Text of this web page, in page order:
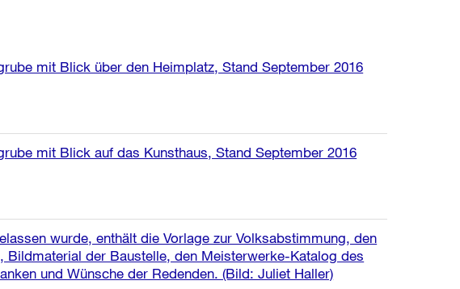
mit Blick über den Heimplatz, Stand September 2016
mit Blick auf das Kunsthaus, Stand September 2016
wurde, enthält die Vorlage zur Volksabstimmung, den
der Baustelle, den Meisterwerke-Katalog des
und Wünsche der Redenden. (Bild: Juliet Haller)